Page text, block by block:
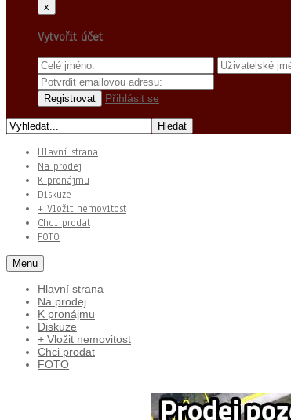
x
Vytvořit účet
Přihlásit se
Hlavní strana
Na prodej
K pronájmu
Diskuze
+ Vložit nemovitost
Chci prodat
FOTO
Menu
Hlavní strana
Na prodej
K pronájmu
Diskuze
+ Vložit nemovitost
Chci prodat
FOTO